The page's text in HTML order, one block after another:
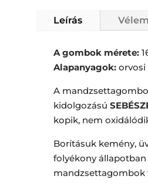
Leírás
A gombok mérete:
Alapanyagok:orvosi
A
kidolgozású
kopik, nem
Borításuk kemény,
folyékony
mandzsettagombok